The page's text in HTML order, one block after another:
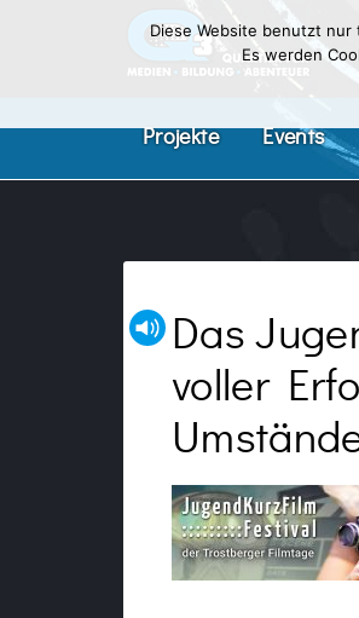
Projekte Events
Das
voller
Diese Website benutzt
Es werden